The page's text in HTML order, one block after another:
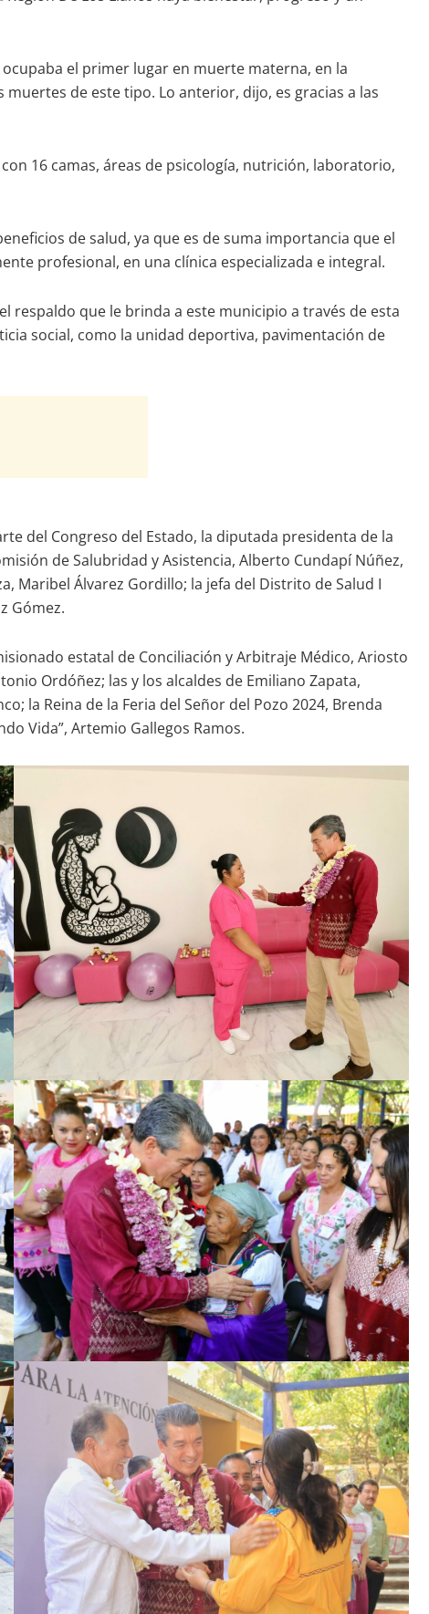
el primer lugar en muerte materna, en la
de este tipo. Lo anterior, dijo, es gracias a las
16 camas, áreas de psicología, nutrición, laboratorio,
de salud, ya que es de suma importancia que el
profesional, en una clínica especializada e integral.
respaldo que le brinda a este municipio a través de esta
social, como la unidad deportiva, pavimentación de
del Congreso del Estado, la diputada presidenta de la
de Salubridad y Asistencia, Alberto Cundapí Núñez,
Maribel Álvarez Gordillo; la jefa del Distrito de Salud I
Gómez.
estatal de Conciliación y Arbitraje Médico, Ariosto
Ordóñez; las y los alcaldes de Emiliano Zapata,
la Reina de la Feria del Señor del Pozo 2024, Brenda
Vida”, Artemio Gallegos Ramos.